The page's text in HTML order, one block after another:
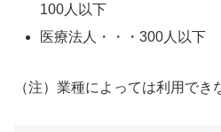
100人以下
医療法人・・・300人以下
（注）業種によっては利用でき